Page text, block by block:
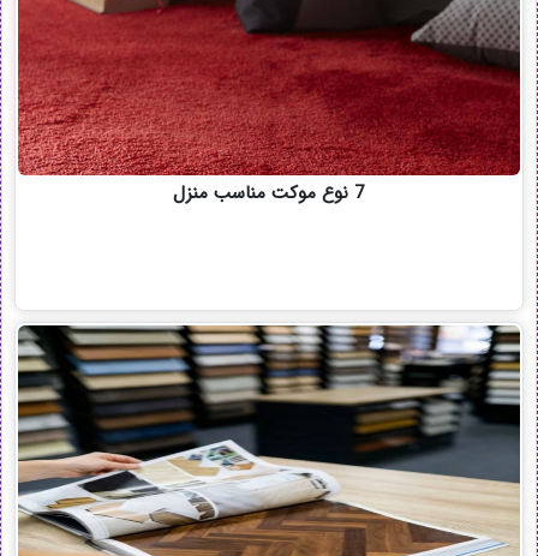
7 نوع موکت مناسب منزل